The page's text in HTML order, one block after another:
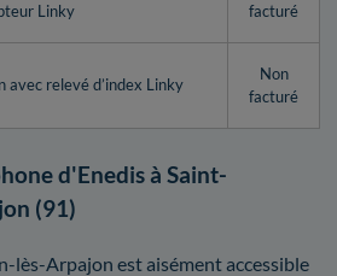
Linky
facturé
avec relevé d’index Linky
Non
facturé
d'Enedis à Saint-
(91)
lès-Arpajon est aisément accessible